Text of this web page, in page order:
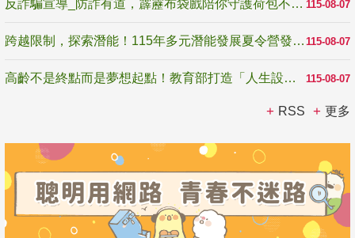
115-08-07
反詐騙宣導_防詐有道，霹靂布袋戲陪你守護荷包不受騙
115-08-07
跨越限制，探索潛能！115年多元潛能發展夏令營發掘生命無限可能
115-08-07
高齡不是終點而是夢想起點！教育部打造「人生設計夢工場」 參展第3屆高齡健康產業博覽會
RSS 更多